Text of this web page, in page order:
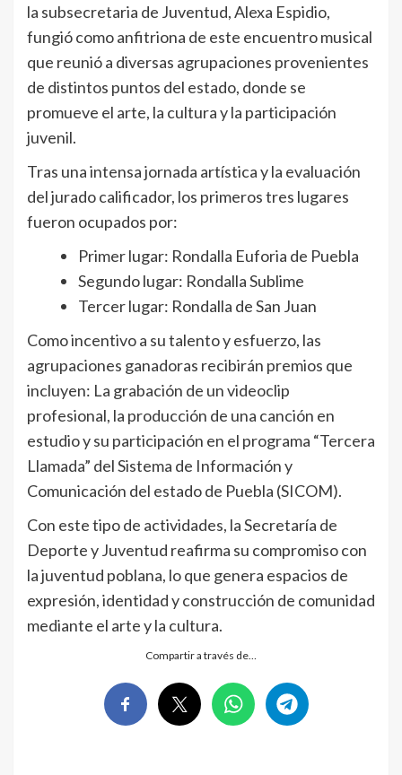
la subsecretaria de Juventud, Alexa Espidio,
fungió como anfitriona de este encuentro musical
que reunió a diversas agrupaciones provenientes
de distintos puntos del estado, donde se
promueve el arte, la cultura y la participación
juvenil.
Tras una intensa jornada artística y la evaluación
del jurado calificador, los primeros tres lugares
fueron ocupados por:
Primer lugar: Rondalla Euforia de Puebla
Segundo lugar: Rondalla Sublime
Tercer lugar: Rondalla de San Juan
Como incentivo a su talento y esfuerzo, las
agrupaciones ganadoras recibirán premios que
incluyen: La grabación de un videoclip
profesional, la producción de una canción en
estudio y su participación en el programa “Tercera
Llamada” del Sistema de Información y
Comunicación del estado de Puebla (SICOM).
Con este tipo de actividades, la Secretaría de
Deporte y Juventud reafirma su compromiso con
la juventud poblana, lo que genera espacios de
expresión, identidad y construcción de comunidad
mediante el arte y la cultura.
Compartir a través de…